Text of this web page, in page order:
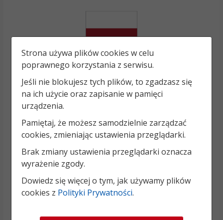
Strona używa plików cookies w celu
poprawnego korzystania z serwisu.
Jeśli nie blokujesz tych plików, to zgadzasz się
na ich użycie oraz zapisanie w pamięci
urządzenia.
Pamiętaj, że możesz samodzielnie zarządzać
cookies, zmieniając ustawienia przeglądarki.
Brak zmiany ustawienia przeglądarki oznacza
wyrażenie zgody.
Dowiedz się więcej o tym, jak używamy plików
cookies z Polityki Prywatności.